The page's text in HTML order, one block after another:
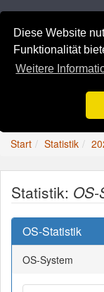
Diese Website
Funktionalität
Weitere
Navigation
Previous
Start Statistik
Statistik:
OS-Statistik
OS-System